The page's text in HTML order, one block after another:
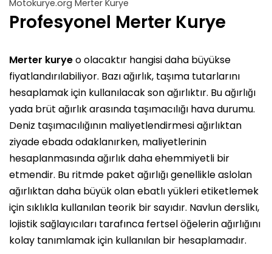
Motokurye.org Merter Kurye
Profesyonel Merter Kurye
Merter kuryeo olacaktır hangisi daha büyükse
fiyatlandırılabiliyor. Bazı ağırlık, taşıma tutarlarını
hesaplamak için kullanılacak son ağırlıktır. Bu ağırlığı
yada brüt ağırlık arasında taşımacılığı hava durumu.
Deniz taşımacılığının maliyetlendirmesi ağırlıktan
ziyade ebada odaklanırken, maliyetlerinin
hesaplanmasında ağırlık daha ehemmiyetli bir
etmendir. Bu ritmde paket ağırlığı genellikle aslolan
ağırlıktan daha büyük olan ebatlı yükleri etiketlemek
için sıklıkla kullanılan teorik bir sayıdır. Navlun derslikı,
lojistik sağlayıcıları tarafınca fertsel öğelerin ağırlığını
kolay tanımlamak için kullanılan bir hesaplamadır.